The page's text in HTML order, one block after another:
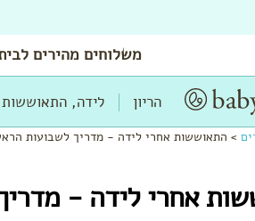
משלוחים מהירים
הריון לידה, התאוששות
> התאוששות אחרי לידה - מדריך לשבועות
אחרי לידה -